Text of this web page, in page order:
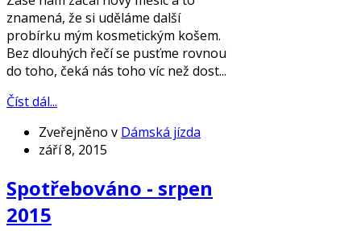
znamená, že si uděláme další
probírku mým kosmetickým košem.
Bez dlouhých řečí se pusťme rovnou
do toho, čeká nás toho víc než dost...
Číst dál...
Zveřejněno v Dámská jízda
září 8, 2015
Spotřebováno - srpen
2015